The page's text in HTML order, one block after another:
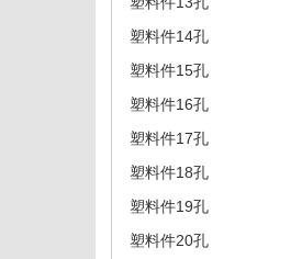
塑料件14孔
塑料件15孔
塑料件16孔
塑料件17孔
塑料件18孔
塑料件19孔
塑料件20孔